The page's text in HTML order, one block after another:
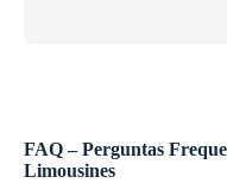
FAQ – Perguntas
Limousines